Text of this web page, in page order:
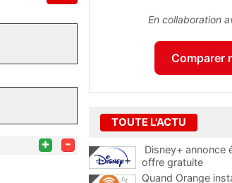
+ -
En collaboration
Comparer
TOUTE L'ACTU
Disney+ annonce
offre gratuite
Quand Orange